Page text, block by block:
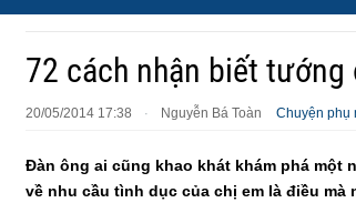
72 cách nhận biết tướng
20/05/2014 17:38 · Nguyễn Bá Toàn Chuyện phụ
Đàn ông ai cũng khao khát khám phá một
về nhu cầu tình dục của chị em là điều mà